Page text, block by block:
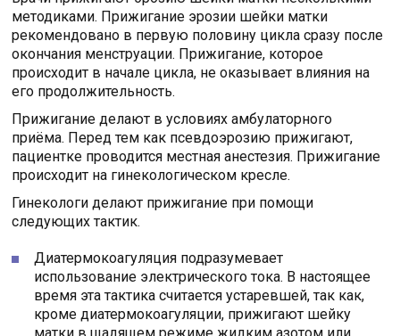
методиками. Прижигание эрозии шейки матки
рекомендовано в первую половину цикла сразу после
окончания менструации. Прижигание, которое
происходит в начале цикла, не оказывает влияния на
его продолжительность.
Прижигание делают в условиях амбулаторного
приёма. Перед тем как псевдоэрозию прижигают,
пациентке проводится местная анестезия. Прижигание
происходит на гинекологическом кресле.
Гинекологи делают прижигание при помощи
следующих тактик.
Диатермокоагуляция подразумевает
использование электрического тока. В настоящее
время эта тактика считается устаревшей, так как,
кроме диатермокоагуляции, прижигают шейку